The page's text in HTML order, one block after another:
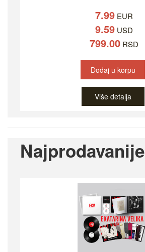
7.99 EUR
9.59 USD
799.00 RSD
Dodaj u korpu
Više detalja
Najprodavanije